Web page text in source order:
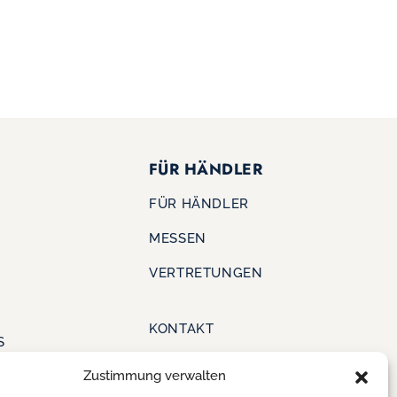
Zustimmung verwalten
FÜR HÄNDLER
FÜR HÄNDLER
MESSEN
VERTRETUNGEN
KONTAKT